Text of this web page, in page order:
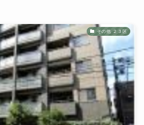
その他 ２３区